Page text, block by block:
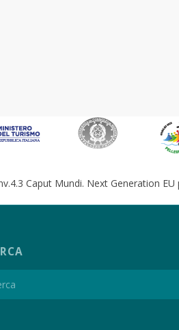
Caput Mundi. Next Generation